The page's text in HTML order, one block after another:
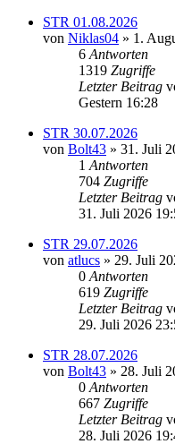
STR 01.08.2026
von Niklas04 » 1.
6 Antworten
1319 Zugriffe
Letzter Beitrag
Gestern 16:28
STR 30.07.2026
von Bolt43 » 31. Juli
1 Antworten
704 Zugriffe
Letzter Beitrag
31. Juli 2026
STR 29.07.2026
von atlucs » 29. Juli
0 Antworten
619 Zugriffe
Letzter Beitrag
29. Juli 2026
STR 28.07.2026
von Bolt43 » 28. Juli
0 Antworten
667 Zugriffe
Letzter Beitrag
28. Juli 2026